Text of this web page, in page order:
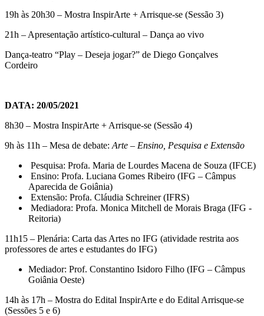
19h às 20h30 – Mostra InspirArte + Arrisque-se (Sessão 3)
21h – Apresentação artístico-cultural – Dança ao vivo
Dança-teatro “Play – Deseja jogar?” de Diego Gonçalves
Cordeiro
DATA: 20/05/2021
8h30 – Mostra InspirArte + Arrisque-se (Sessão 4)
9h às 11h – Mesa de debate: Arte – Ensino, Pesquisa e Extensão
Pesquisa: Profa. Maria de Lourdes Macena de Souza (IFCE)
Ensino: Profa. Luciana Gomes Ribeiro (IFG – Câmpus
Aparecida de Goiânia)
Extensão: Profa. Cláudia Schreiner (IFRS)
Mediadora: Profa. Monica Mitchell de Morais Braga (IFG -
Reitoria)
11h15 – Plenária: Carta das Artes no IFG (atividade restrita aos
professores de artes e estudantes do IFG)
Mediador: Prof. Constantino Isidoro Filho (IFG – Câmpus
Goiânia Oeste)
14h às 17h – Mostra do Edital InspirArte e do Edital Arrisque-se
(Sessões 5 e 6)